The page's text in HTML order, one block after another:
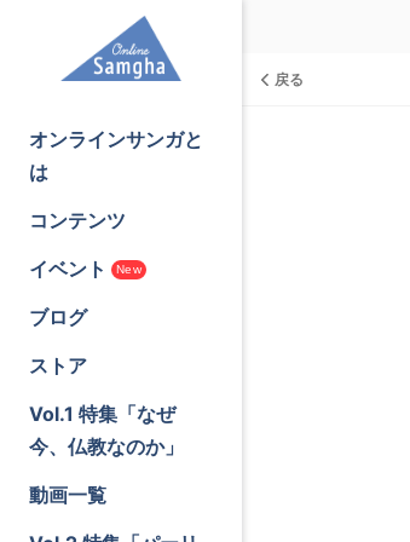
オンラインサンガと
は
コンテンツ
イベント
New
ブログ
ストア
Vol.1 特集「なぜ
今、仏教なのか」
動画一覧
戻る